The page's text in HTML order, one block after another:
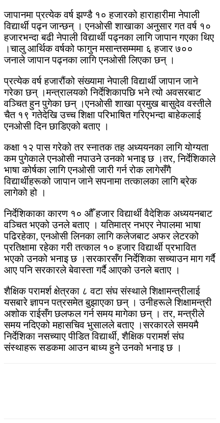
जापानमा प्रत्येक वर्ष झण्डै १० हजारको हाराहारीमा नेपाली
विद्यार्थी पढ्न जान्छन् । एनओसी शाखाका अनुसार गत वर्ष १०
हजारभन्दा बढी नेपाली विद्यार्थी पढ्नका लागि जापान गएका थिए
।चालु आर्थिक वर्षको फागुन मसान्तसम्ममा ६ हजार ७००
जनाले जापान पढ्नका लागि एनओसी लिएका छन् ।
प्रत्येक वर्ष हजारौंको संख्यामा नेपाली विद्यार्थी जापान जाने
गरेका छन् ।मन्त्रालयको निर्देशिकापछि भने त्यो अवसरबाट
वञ्चित हुन पुगेका छन् ।एनओसी शाखा प्रमुख बासुदेव वस्तीले
चैत १९ गतेदेखि उच्च शिक्षा परिभाषित गरिएभन्दा बाहेकलाई
एनओसी दिन छाडिएको बताए ।
कक्षा १२ पास गरेको तर स्नातक तह अध्ययनका लागि योग्यता
कम पुगेकाले एनओसी नपाउने उनको भनाइ छ ।तर, निर्देशिकाले
भाषा कोर्षका लागि एनओसी जारी गर्न रोक लागेसँगै
विद्यार्थीहरूको जापान जाने सपनामा तत्कालका लागि ब्रेक
लागेको हो ।
निर्देशिकाका कारण १० औँ हजार विद्यार्थी वैदेशिक अध्ययनबाट
वञ्चित भएको उनले बताए । यतिमात्र नभएर नेपालमा भाषा
पढिरहेका, एनओसी लिनका लागि कलेजबाट अफर लेटरको
प्रतिक्षामा रहेका गरी तत्काल १० हजार विद्यार्थी प्रभावित
भएको उनको भनाइ छ ।सरकारसँग निर्देशिका सच्याउन माग गर्दै
आए पनि सरकारले बेवास्ता गर्दै आएको उनले बताए ।
शैक्षिक परामर्श क्षेत्रका ८ वटा संघ संस्थाले शिक्षामन्त्रीलाई
यसबारे ज्ञापन पत्रसमेत बुझाएका छन् । उनीहरूले शिक्षामन्त्री
अशोक राईसँग छलफल गर्न समय मागेका छन् । तर, मन्त्रीले
समय नदिएको महासचिव भुसालले बताए ।सरकारले समयमै
निर्देशिका नसच्याए पीडित विद्यार्थी, शैक्षिक परामर्श संघ
संस्थाहरू सडकमा आउन बाध्य हुने उनको भनाइ छ ।